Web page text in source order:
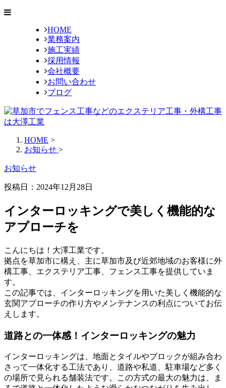
HOME
業務案内
施工実績
採用情報
会社概要
お問い合わせ
ブログ
HOME >
お知らせ >
お知らせ
投稿日：2024年12月28日
インターロッキングで美しく機能的な
アプローチを
こんにちは！大澤工業です。
拠点を草加市に構え、主に草加市及び近郊地域のお客様に外
構工事、エクステリア工事、フェンス工事を提供していま
す。
この記事では、インターロッキングを用いた美しく機能的な
玄関アプローチの作り方やメンテナンスの利点についてお伝
えします。
道路との一体感！インターロッキングの魅力
インターロッキングは、地面とタイルやブロックが組み合わ
さって一体化する工法であり、道路や私道、駐車場など多く
の場所で見られる舗装法です。この方式の最大の魅力は、ま